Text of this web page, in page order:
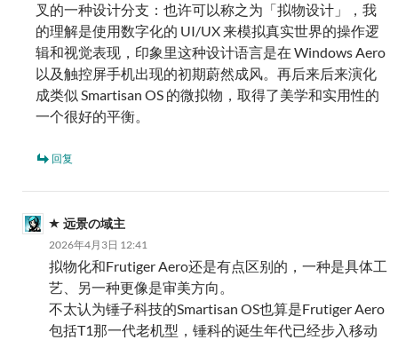
叉的一种设计分支：也许可以称之为「拟物设计」，我
的理解是使用数字化的 UI/UX 来模拟真实世界的操作逻
辑和视觉表现，印象里这种设计语言是在 Windows Aero
以及触控屏手机出现的初期蔚然成风。再后来后来演化
成类似 Smartisan OS 的微拟物，取得了美学和实用性的
一个很好的平衡。
回复
远景の域主
2026年4月3日 12:41
拟物化和Frutiger Aero还是有点区别的，一种是具体工
艺、另一种更像是审美方向。
不太认为锤子科技的Smartisan OS也算是Frutiger Aero
包括T1那一代老机型，锤科的诞生年代已经步入移动